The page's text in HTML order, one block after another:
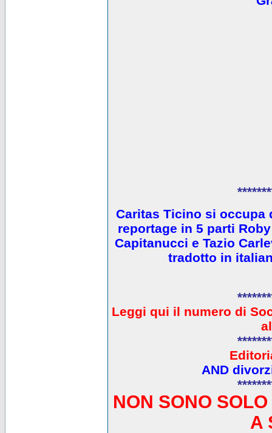
Caritas Ticino si occupa
reportage in 5 parti
Capitanucci e Tazio
tradotto in
Leggi qui il numero di
AND
NON SONO
A